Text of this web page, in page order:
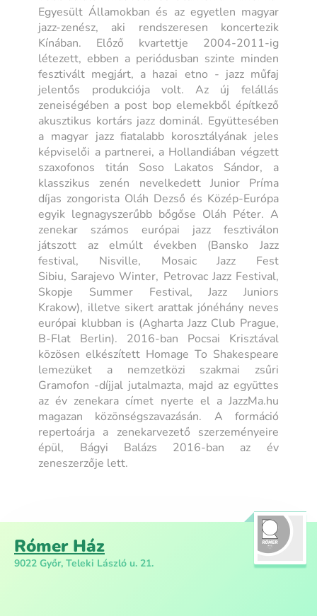
Egyesült Államokban és az egyetlen magyar
jazz-zenész, aki rendszeresen koncertezik
Kínában. Előző kvartettje 2004-2011-ig
létezett, ebben a periódusban szinte minden
fesztivált megjárt, a hazai etno - jazz műfaj
jelentős produkciója volt. Az új felállás
zeneiségében a post bop elemekből építkező
akusztikus kortárs jazz dominál. Együttesében
a magyar jazz fiatalabb korosztályának jeles
képviselői a partnerei, a Hollandiában végzett
szaxofonos titán Soso Lakatos Sándor, a
klasszikus zenén nevelkedett Junior Príma
díjas zongorista Oláh Dezső és Közép-Európa
egyik legnagyszerűbb bőgőse Oláh Péter. A
zenekar számos európai jazz fesztiválon
játszott az elmúlt években (Bansko Jazz
festival, Nisville, Mosaic Jazz Fest
Sibiu, Sarajevo Winter, Petrovac Jazz Festival,
Skopje Summer Festival, Jazz Juniors
Krakow), illetve sikert arattak jónéhány neves
európai klubban is (Agharta Jazz Club Prague,
B-Flat Berlin). 2016-ban Pocsai Krisztával
közösen elkészített Homage To Shakespeare
lemezüket a nemzetközi szakmai zsűri
Gramofon -díjjal jutalmazta, majd az együttes
az év zenekara címet nyerte el a JazzMa.hu
magazan közönségszavazásán. A formáció
repertoárja a zenekarvezető szerzeményeire
épül, Bágyi Balázs 2016-ban az év
zeneszerzője lett.
Rómer Ház
9022 Győr, Teleki László u. 21.